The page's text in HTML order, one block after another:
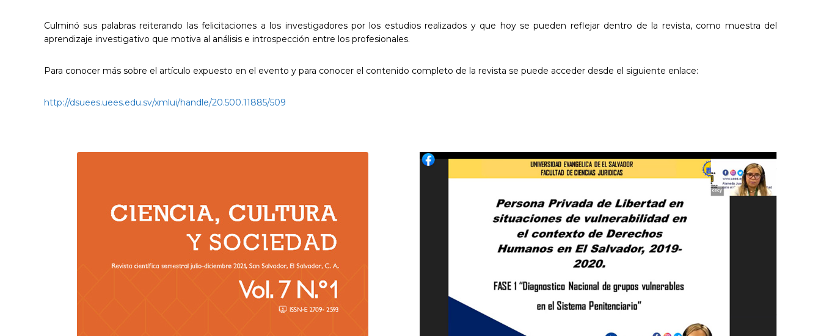
Culminó sus palabras reiterando las felicitaciones a los investigadores por los estudios realizados y que hoy se pueden reflejar dentro de la revista, como muestra del
aprendizaje investigativo que motiva al análisis e introspección entre los profesionales.
Para conocer más sobre el artículo expuesto en el evento y para conocer el contenido completo de la revista se puede acceder desde el siguiente enlace:
http://dsuees.uees.edu.sv/xmlui/handle/20.500.11885/509